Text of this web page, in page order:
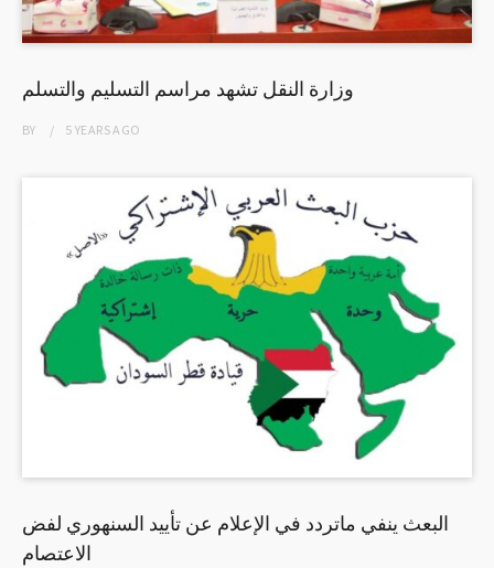
وزارة النقل تشهد مراسم التسليم والتسلم
BY 5 YEARSAGO
البعث ينفي ماتردد في الإعلام عن تأييد السنهوري لفض
الاعتصام